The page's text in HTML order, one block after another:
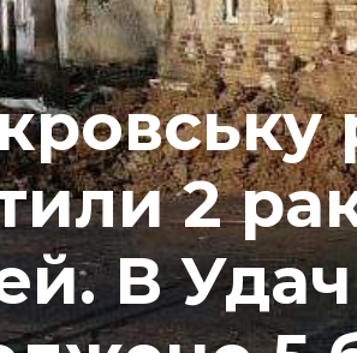
2
В